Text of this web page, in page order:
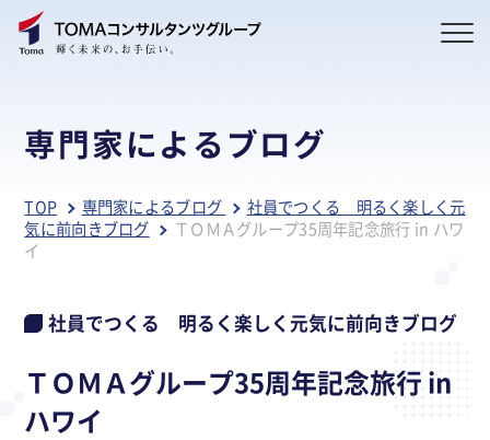
専門家によるブログ
TOP 専門家によるブログ
社員でつくる 明るく楽しく元
気に前向きブログ
ＴＯＭＡグループ35周年記念旅行 in ハワ
イ
社員でつくる 明るく楽しく元気に前向きブログ
ＴＯＭＡグループ35周年記念旅行 in
ハワイ